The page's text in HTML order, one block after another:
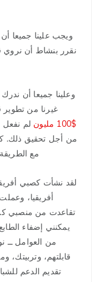
ويجب علينا جميعا
نقرر بنشاط أن نروي
وعلينا جميعا أن
غيرنا من تطوير
$100 مليون
لم نفعل
من أجل تحقيق ذلك.
مع
لقد نشأت كصبي
أفريقيا،
يمكنني إضفاء
من العوامل ــ
قابلتهم،
تقديم الدعم